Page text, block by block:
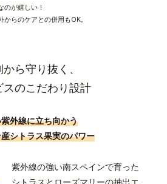
が嬉しい！
からのケアとの併用もOK。
ら守り抜く、
スのこだわり設計
外線に立ち向かう
シトラス果実のパワー
紫外線の強い南スペインで育った
シトラスとローズマリーの抽出エ